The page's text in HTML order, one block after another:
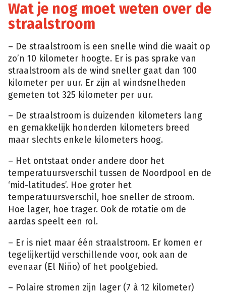
Wat je nog moet weten over de
straalstroom
– De straalstroom is een snelle wind die waait op
zo’n 10 kilometer hoogte. Er is pas sprake van
straalstroom als de wind sneller gaat dan 100
kilometer per uur. Er zijn al windsnelheden
gemeten tot 325 kilometer per uur.
– De straalstroom is duizenden kilometers lang
en gemakkelijk honderden kilometers breed
maar slechts enkele kilometers hoog.
– Het ontstaat onder andere door het
temperatuursverschil tussen de Noordpool en de
‘mid-latitudes’. Hoe groter het
temperatuursverschil, hoe sneller de stroom.
Hoe lager, hoe trager. Ook de rotatie om de
aardas speelt een rol.
– Er is niet maar één straalstroom. Er komen er
tegelijkertijd verschillende voor, ook aan de
evenaar (El Niño) of het poolgebied.
– Polaire stromen zijn lager (7 à 12 kilometer)